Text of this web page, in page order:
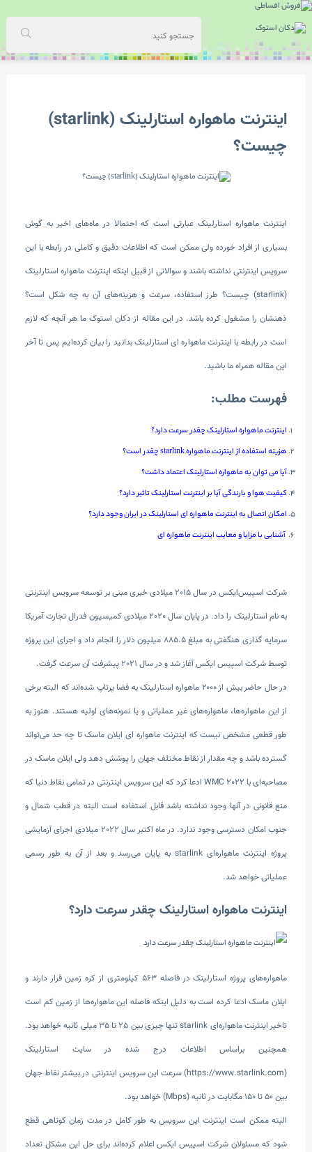
اینترنت ماهواره استارلینک (starlink)
چیست؟
اینترنت ماهواره استارلینک عبارتی است که احتمالا در ماه‌های اخیر به گوش
بسیاری از افراد خورده ولی ممکن است که اطلاعات دقیق و کاملی در رابطه با این
سرویس اینترنتی نداشته باشند و سوالاتی از قبیل اینکه اینترنت ماهواره استارلینک
(starlink) چیست؟ طرز استفاده، سرعت و هزینه‌های آن به چه شکل است؟
ذهنشان را مشغول کرده باشد. در این مقاله از دکان استوک ما هر آنچه که لازم
است در رابطه با اینترنت ماهواره ای استارلینک بدانید را بیان کرده‌ایم پس تا آخر
این مقاله همراه ما باشید.
فهرست مطلب:
اینترنت ماهواره استارلینک چقدر سرعت دارد؟
هزینه استفاده از اینترنت ماهواره starlink چقدر است؟
آیا می توان به ماهواره استارلینک اعتماد داشت؟
کیفیت هوا و بارندگی آیا بر اینترنت استارلینک تاثیر دارد؟
امکان اتصال به اینترنت ماهواره ای استارلینک در ایران وجود دارد؟
آشنایی با مزایا و معایب اینترنت ماهواره ای
شرکت اسپیس‌ایکس در سال 2015 میلادی خبری مبنی بر توسعه سرویس اینترنتی
به نام استارلینک را داد. در پایان سال 2020 میلادی کمیسیون فدرال تجارت آمریکا
سرمایه گذاری هنگفتی به مبلغ ۸۸۵.۵ میلیون دلار را انجام داد و اجرای این پروژه
توسط شرکت اسپیس ایکس آغاز شد و در سال 2021 پیشرفت آن سرعت گرفت.
در حال حاضر بیش از ۲۰۰۰ ماهواره استارلینک به فضا پرتاپ شده‌‌اند که البته برخی
از این ماهواره‌ها، ماهواره‌های غیر عملیاتی و یا نمونه‌های اولیه هستند. هنوز به
طور قطعی مشخص نیست که اینترنت ماهواره ای ایلان ماسک تا چه حد می‌تواند
گسترده باشد و چه مقدار از نقاط مختلف جهان را پوشش دهد ولی ایلان ماسک در
مصاحبه‌ای با WMC 2022 ادعا کرد که این سرویس اینترنتی در تمامی نقاط دنیا که
منع قانونی در آنها وجود نداشته باشد قابل استفاده است البته در قطب شمال و
جنوب امکان دسترسی وجود ندارد. در ماه اکتبر سال 2022 میلادی اجرای آزمایشی
پروژه اینترنت ماهواره‌ای starlink به پایان می‌رسد و بعد از آن به طور رسمی
عملیاتی خواهد شد.
اینترنت ماهواره استارلینک چقدر سرعت دارد؟
ماهواره‌های پروژه استارلینک در فاصله ۵۶۳ کیلومتری از کره زمین قرار دارند و
ایلان ماسک ادعا کرده است به دلیل اینکه فاصله این ماهواره‌ها از زمین کم است
تاخیر اینترنت ماهواره‌ای starlink تنها چیزی بین 25 تا 35 میلی ثانیه خواهد بود.
همچنین براساس اطلاعات درج شده در سایت استارلینک
(https://www.starlink.com) سرعت این سرویس اینترنتی در بیشتر نقاط جهان
بین 50 تا 150 مگابایت در ثانیه (Mbps) خواهد بود.
البته ممکن است اینترنت این سرویس به طور کامل در مدت زمان کوتاهی قطع
شود که مسئولان شرکت اسپیس ایکس اعلام کرده‌اند برای حل این مشکل تعداد